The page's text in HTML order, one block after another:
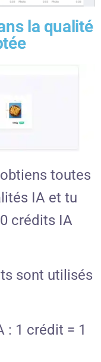
la qualité
toutes
IA et tu
crédits IA
sont utilisés
: 1 crédit = 1